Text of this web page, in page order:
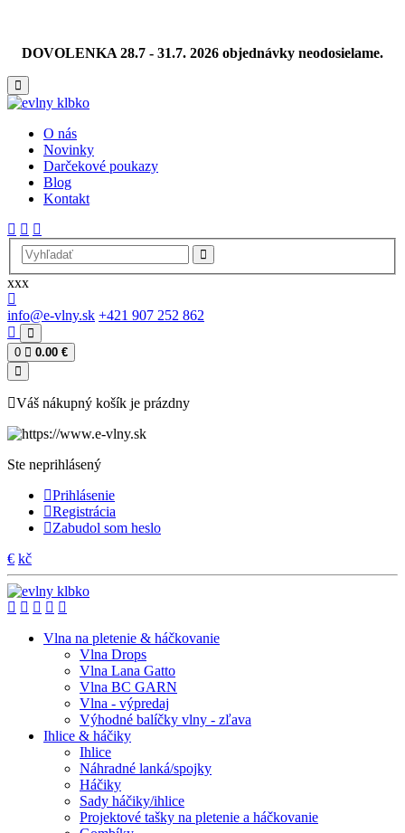
DOVOLENKA 28.7 - 31.7. 2026 objednávky neodosielame.
O nás
Novinky
Darčekové poukazy
Blog
Kontakt
xxx
info@e-vlny.sk +421 907 252 862
0 0.00 €
Váš nákupný košík je prázdny
Ste neprihlásený
Prihlásenie
Registrácia
Zabudol som heslo
€ kč
Vlna na pletenie & háčkovanie
Vlna Drops
Vlna Lana Gatto
Vlna BC GARN
Vlna - výpredaj
Výhodné balíčky vlny - zľava
Ihlice & háčiky
Ihlice
Náhradné lanká/spojky
Háčiky
Sady háčiky/ihlice
Projektové tašky na pletenie a háčkovanie